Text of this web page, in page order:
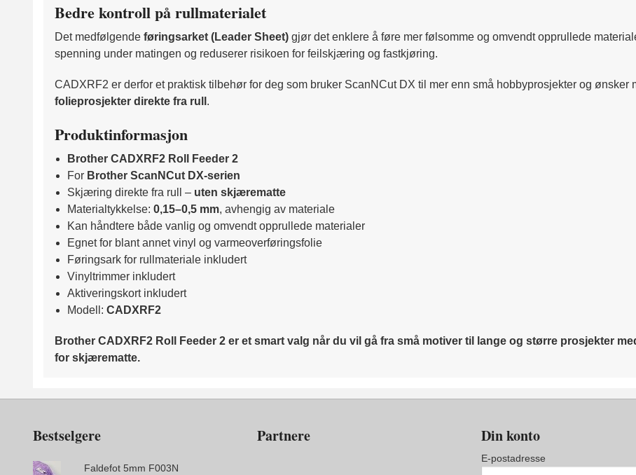
Bedre kontroll på rullmaterialet
Det medfølgende føringsarket (Leader Sheet) gjør det enklere å føre mer følsomme og omvendt opprullede
spenning under matingen og reduserer risikoen for feilskjæring og fastkjøring.
CADXRF2 er derfor et praktisk tilbehør for deg som bruker ScanNCut DX til mer enn små hobbyprosjekter og ønsker
folieprosjekter direkte fra rull .
Produktinformasjon
Brother CADXRF2 Roll Feeder 2
For Brother ScanNCut DX-serien
Skjæring direkte fra rull – uten skjærematte
Materialtykkelse: 0,15–0,5 mm, avhengig av materiale
Kan håndtere både vanlig og omvendt opprullede materialer
Egnet for blant annet vinyl og varmeoverføringsfolie
Føringsark for rullmateriale inkludert
Vinyltrimmer inkludert
Aktiveringskort inkludert
Modell: CADXRF2
Brother CADXRF2 Roll Feeder 2 er et smart valg når du vil gå fra små motiver til lange og større prosjekter
for skjærematte.
Bestselgere
Faldefot 5mm F003N
Partnere Din konto
E-postadresse